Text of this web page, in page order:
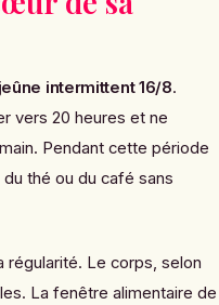
jeûne intermittent 16/8.
vers 20 heures et ne
Pendant cette période
du thé ou du café sans
régularité. Le corps, selon
La fenêtre alimentaire de